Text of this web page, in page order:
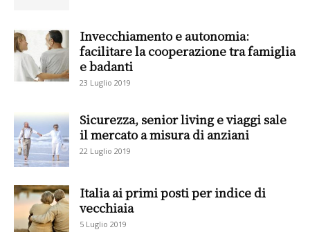
Invecchiamento e autonomia:
facilitare la cooperazione tra famiglia
e badanti
23 Luglio 2019
Sicurezza, senior living e viaggi sale
il mercato a misura di anziani
22 Luglio 2019
Italia ai primi posti per indice di
vecchiaia
5 Luglio 2019